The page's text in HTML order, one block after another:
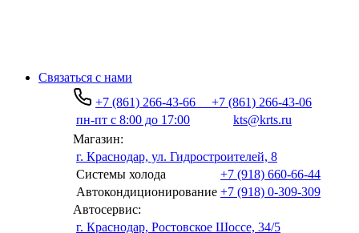
Связаться с нами
+7 (861) 266-43-66
+7 (861) 266-43-06
пн-пт с 8:00 до 17:00
kts@krts.ru
Магазин:
г. Краснодар, ул. Гидростроителей, 8
Системы холода
+7 (918) 660-66-44
Автокондиционирование +7 (918) 0-309-309
Автосервис:
г. Краснодар, Ростовское Шоссе, 34/5